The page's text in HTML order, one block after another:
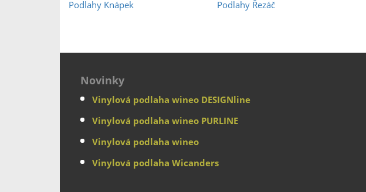
Podlahy Knápek Podlahy Řezáč
Novinky
Vinylová podlaha wineo DESIGNline
Vinylová podlaha wineo PURLINE
Vinylová podlaha wineo
Vinylová podlaha Wicanders